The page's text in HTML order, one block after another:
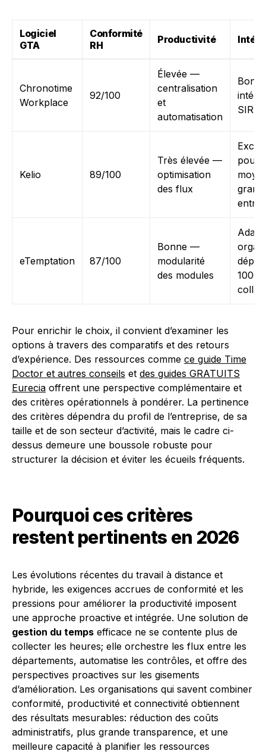
Logiciel
GTA
Conformité
RH
Productivité
Chronotime
Workplace
92/100
Élevée —
centralisation
et
automatisation
SIRH
Kelio 89/100
Très élevée —
optimisation
des flux
pour
eTemptation 87/100
Bonne —
modularité
des modules
1000
Pour enrichir le choix, il convient d’examiner les
options à travers des comparatifs et des retours
d’expérience. Des ressources comme ce guide Time
Doctor et autres conseils et des guides GRATUITS
Eurecia offrent une perspective complémentaire et
des critères opérationnels à pondérer. La pertinence
des critères dépendra du profil de l’entreprise, de sa
taille et de son secteur d’activité, mais le cadre ci-
dessus demeure une boussole robuste pour
structurer la décision et éviter les écueils fréquents.
Pourquoi ces critères
restent pertinents en 2026
Les évolutions récentes du travail à distance et
hybride, les exigences accrues de conformité et les
pressions pour améliorer la productivité imposent
une approche proactive et intégrée. Une solution de
gestion du temps efficace ne se contente plus de
collecter les heures; elle orchestre les flux entre les
départements, automatise les contrôles, et offre des
perspectives proactives sur les gisements
d’amélioration. Les organisations qui savent combiner
conformité, productivité et connectivité obtiennent
des résultats mesurables: réduction des coûts
administratifs, plus grande transparence, et une
meilleure capacité à planifier les ressources